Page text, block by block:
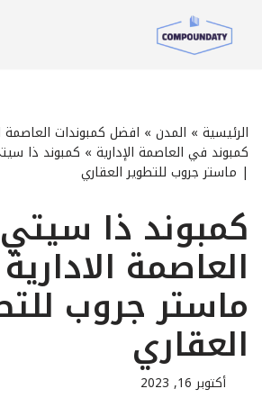
تخطى
الرئيسية » المدن » افضل كمبوندات العاصمة
كمبوند في العاصمة الإدارية »
| ماستر جروب للتطوير العقاري
كمبوند ذا سيتي
ماستر جروب
العقاري
أكتوبر 16, 2023